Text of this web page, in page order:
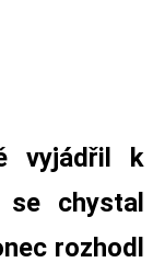
vyjádřil k
se chystal
rozhodl